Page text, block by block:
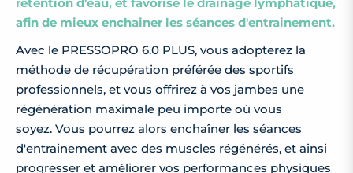
afin de mieux enchainer les séances d'entrainement.
Avec le PRESSOPRO 6.0 PLUS, vous adopterez la
méthode de récupération préférée des sportifs
professionnels, et vous offrirez à vos jambes une
régénération maximale peu importe où vous
soyez. Vous pourrez alors enchaîner les séances
d'entrainement avec des muscles régénérés, et ainsi
progresser et améliorer vos performances physiques